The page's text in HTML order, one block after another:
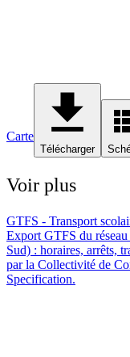
Carte
Télécharger
Voir plus
GTFS - Transport
Export GTFS du
Sud) : horaires, arrêts,
par la Collectivité de
Specification.